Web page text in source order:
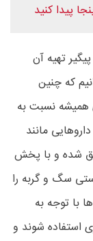
پیدا کنید
تهیه آن
که چنین
همیشه نسبت به
مانند
شده و با پخش
سگ و گربه را
با توجه به
استفاده شوند و